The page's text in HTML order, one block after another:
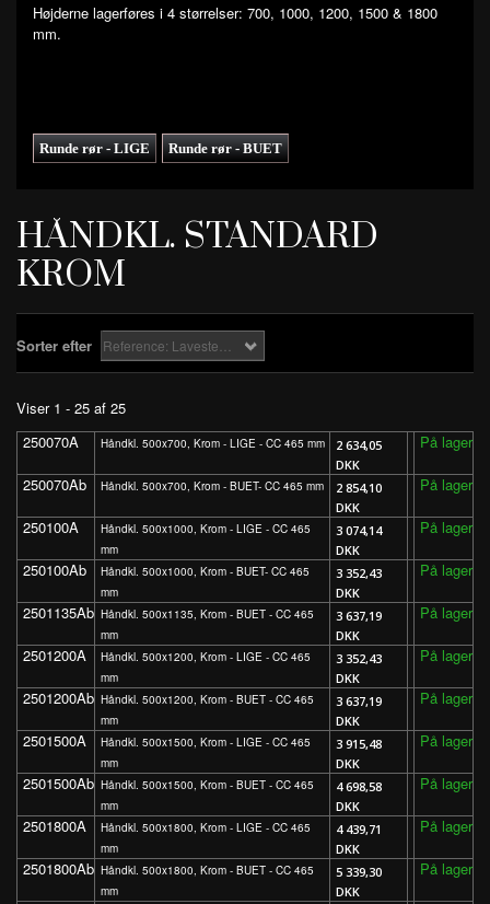
Højderne lagerføres i 4 størrelser: 700, 1000, 1200, 1500 & 1800
mm.
Runde rør - LIGE Runde rør - BUET
HÅNDKL. STANDARD
KROM
Sorter efter
Viser 1 - 25 af 25
250070A
Håndkl. 500x700, Krom - LIGE - CC 465 mm
2 634,05
DKK
På lager
250070Ab Håndkl. 500x700, Krom - BUET- CC 465 mm
2 854,10
DKK
På lager
250100A
Håndkl. 500x1000, Krom - LIGE - CC 465
mm
3 074,14
DKK
På lager
250100Ab
Håndkl. 500x1000, Krom - BUET- CC 465
mm
3 352,43
DKK
På lager
2501135Ab Håndkl. 500x1135, Krom - BUET - CC 465
mm
3 637,19
DKK
På lager
2501200A
Håndkl. 500x1200, Krom - LIGE - CC 465
mm
3 352,43
DKK
På lager
2501200Ab Håndkl. 500x1200, Krom - BUET - CC 465
mm
3 637,19
DKK
På lager
2501500A
Håndkl. 500x1500, Krom - LIGE - CC 465
mm
3 915,48
DKK
På lager
2501500Ab Håndkl. 500x1500, Krom - BUET - CC 465
mm
4 698,58
DKK
På lager
2501800A
Håndkl. 500x1800, Krom - LIGE - CC 465
mm
4 439,71
DKK
På lager
2501800Ab Håndkl. 500x1800, Krom - BUET - CC 465
mm
5 339,30
DKK
På lager